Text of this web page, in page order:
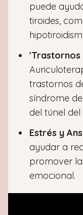
puede
tiroides,
'Trastornos
trastornos
síndrome
del túnel del
Estrés y
ayudar a
promover
emocional.